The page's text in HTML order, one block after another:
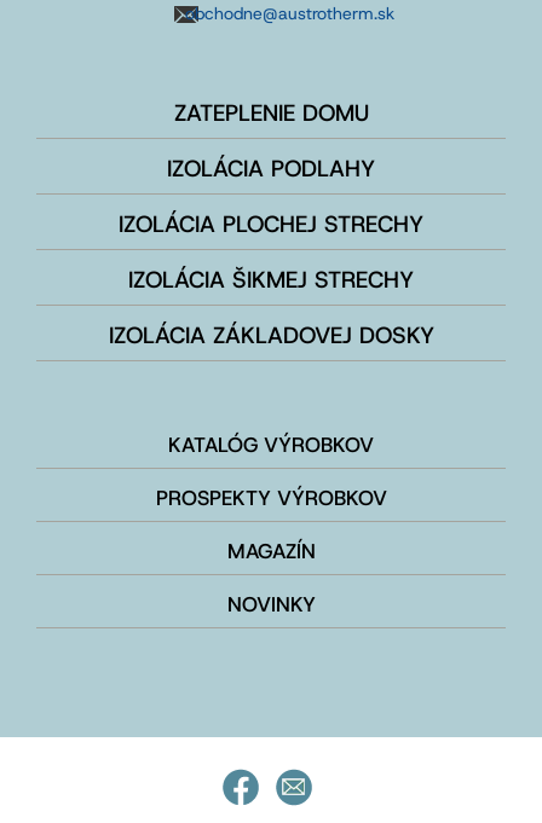
obchodne@austrotherm.sk
ZATEPLENIE DOMU
IZOLÁCIA PODLAHY
IZOLÁCIA PLOCHEJ STRECHY
IZOLÁCIA ŠIKMEJ STRECHY
IZOLÁCIA ZÁKLADOVEJ DOSKY
KATALÓG VÝROBKOV
PROSPEKTY VÝROBKOV
MAGAZÍN
NOVINKY